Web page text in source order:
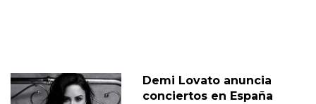
Demi Lovato anuncia
conciertos en España